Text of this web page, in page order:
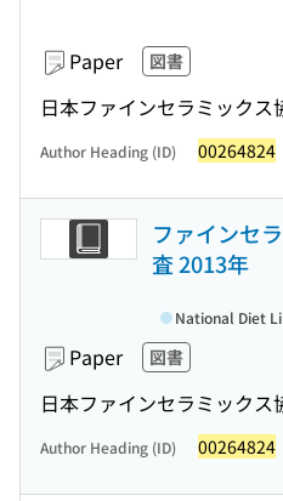
Paper 図書
日本ファインセラミックス
Author Heading (ID) 00264824
ファインセ
査 2013年
Paper 図書
日本ファインセラミックス
National Diet
Author Heading (ID) 00264824